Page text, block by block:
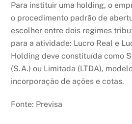
Para instituir uma holding, o
o procedimento padrão de
escolher entre dois regimes
para a atividade: Lucro Real e
Holding deve constituída como
(S.A.) ou Limitada (LTDA),
incorporação de ações e cotas.
Fonte: Previsa